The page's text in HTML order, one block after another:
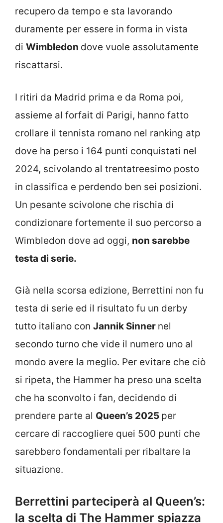
recupero da tempo e sta lavorando
duramente per essere in forma in vista
di Wimbledon dove vuole assolutamente
riscattarsi.
I ritiri da Madrid prima e da Roma poi,
assieme al forfait di Parigi, hanno fatto
crollare il tennista romano nel ranking atp
dove ha perso i 164 punti conquistati nel
2024, scivolando al trentatreesimo posto
in classifica e perdendo ben sei posizioni.
Un pesante scivolone che rischia di
condizionare fortemente il suo percorso a
Wimbledon dove ad oggi, non sarebbe
testa di serie.
Già nella scorsa edizione, Berrettini non fu
testa di serie ed il risultato fu un derby
tutto italiano con Jannik Sinner nel
secondo turno che vide il numero uno al
mondo avere la meglio. Per evitare che ciò
si ripeta, the Hammer ha preso una scelta
che ha sconvolto i fan, decidendo di
prendere parte al Queen’s 2025 per
cercare di raccogliere quei 500 punti che
sarebbero fondamentali per ribaltare la
situazione.
Berrettini parteciperà al Queen’s:
la scelta di The Hammer spiazza